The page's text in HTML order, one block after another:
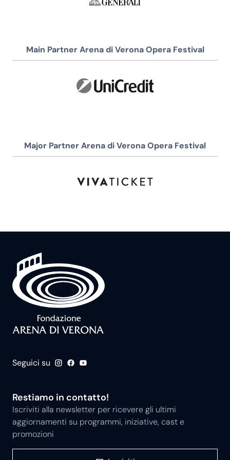
Main Partner Arena di Verona Opera Festival
Major Partner Arena di Verona Opera Festival
Seguici su
Restiamo in contatto!
Iscriviti alla newsletter per ricevere gli ultimi
aggiornamenti su programmi, iniziative, cast e
promozioni